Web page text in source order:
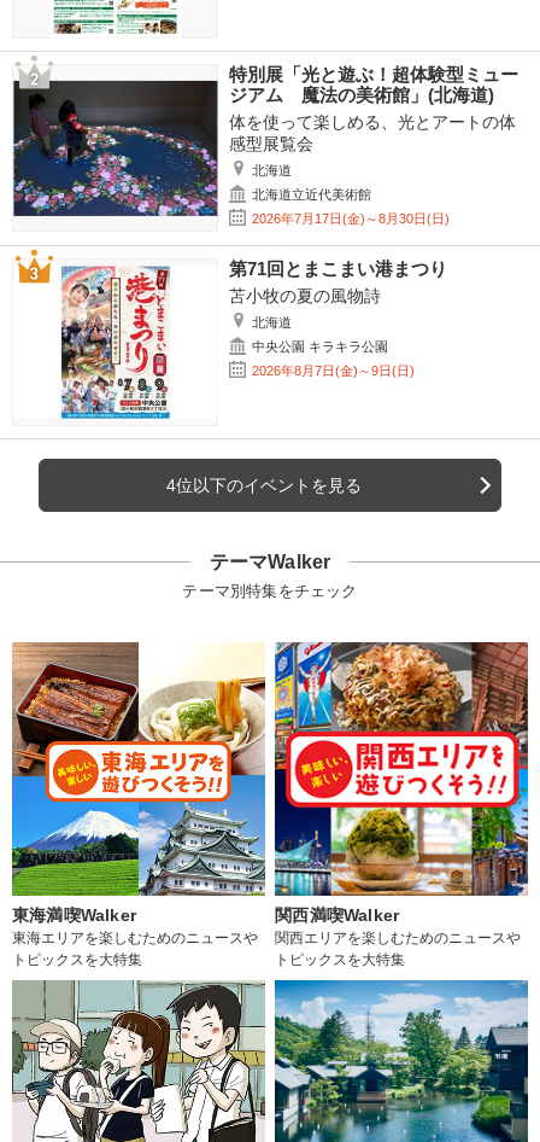
特別展「光と遊ぶ！超体験型ミュー
ジアム 魔法の美術館」(北海道)
体を使って楽しめる、光とアートの体
感型展覧会
北海道
北海道立近代美術館
2026年7月17日(金)～8月30日(日)
第71回とまこまい港まつり
苫小牧の夏の風物詩
北海道
中央公園 キラキラ公園
2026年8月7日(金)～9日(日)
4位以下のイベントを見る
テーマWalker
テーマ別特集をチェック
東海満喫Walker
東海エリアを楽しむためのニュースや
トピックスを大特集
関西満喫Walker
関西エリアを楽しむためのニュースや
トピックスを大特集